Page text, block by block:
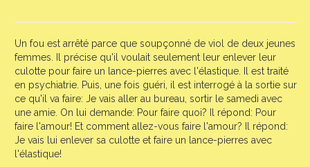
Un fou est arrêté parce que soupçonné de viol de deux jeunes
femmes. Il précise qu'il voulait seulement leur enlever leur
culotte pour faire un lance-pierres avec l'élastique. Il est traité
en psychiatrie. Puis, une fois guéri, il est interrogé à la sortie sur
ce qu'il va faire: Je vais aller au bureau, sortir le samedi avec
une amie. On lui demande: Pour faire quoi? Il répond: Pour
faire l'amour! Et comment allez-vous faire l'amour? Il répond:
Je vais lui enlever sa culotte et faire un lance-pierres avec
l'élastique!